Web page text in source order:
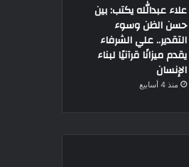
علاء عبدالله يكتب: بين
حسن الظن وسوء
التقدير.. علي الشرفاء
يقدم ميزانًا قرآنيًا لبناء
الإنسان
منذ 4 أسابيع